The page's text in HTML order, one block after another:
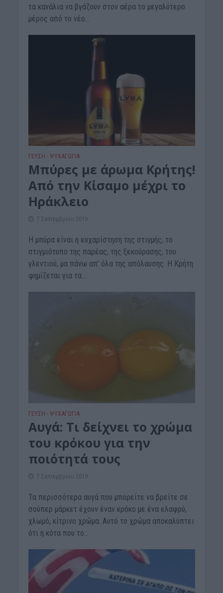
τα κανάλια να βγάζουν στον αέρα το μεγαλύτερο
μέρος από το νέο...
ΓΕΎΣΗ - ΨΥΧΑΓΩΓΊΑ
Μπύρες με άρωμα Κρήτης!
Από την Κίσαμο μέχρι το
Ηράκλειο
7 Σεπτεμβρίου 2019
Η μπύρα είναι η ευχαρίστηση της στιγμής, το
στιγμιότυπο της παρέας, της ξεκούρασης, του
γλεντιού, μα πάνω απ’ όλα της απόλαυσης. Η Κρήτη
φημίζεται για τα...
ΓΕΎΣΗ - ΨΥΧΑΓΩΓΊΑ
Αυγά: Τι δείχνει το χρώμα
του κρόκου για την
ποιότητά τους
7 Σεπτεμβρίου 2019
Τα περισσότερα αυγά που μπορείτε να βρείτε σε
σούπερ μάρκετ έχουν έναν κρόκο με ένα ελαφρύ,
χλωμό, κίτρινο χρώμα. Αυτό το χρώμα αποκαλύπτει
ότι η κότα που το...